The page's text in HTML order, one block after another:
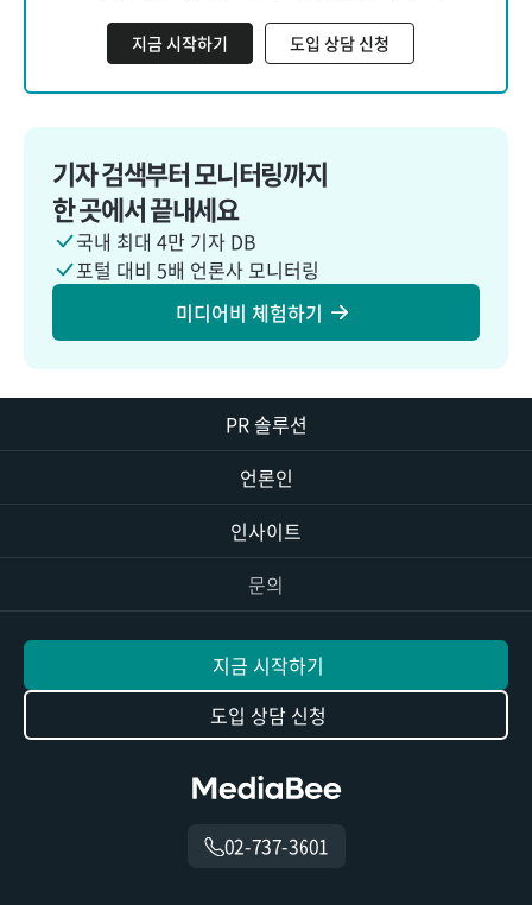
지금 시작하기 도입 상담 신청
기자 검색부터 모니터링까지
한 곳에서 끝내세요
국내 최대 4만 기자 DB
포털 대비 5배 언론사 모니터링
미디어비 체험하기
PR 솔루션
언론인
인사이트
문의
지금 시작하기
도입 상담 신청
02-737-3601